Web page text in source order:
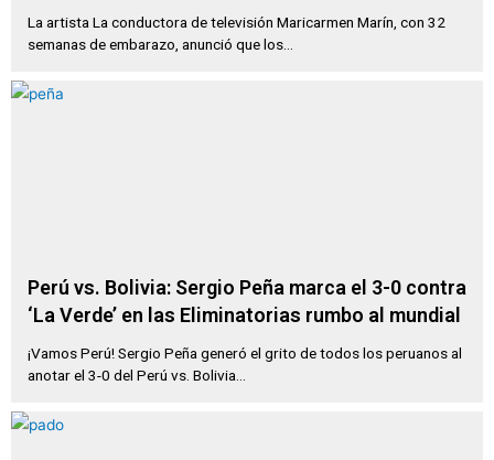
La artista La conductora de televisión Maricarmen Marín, con 32
semanas de embarazo, anunció que los...
Perú vs. Bolivia: Sergio Peña marca el 3-0 contra
‘La Verde’ en las Eliminatorias rumbo al mundial
¡Vamos Perú! Sergio Peña generó el grito de todos los peruanos al
anotar el 3-0 del Perú vs. Bolivia...